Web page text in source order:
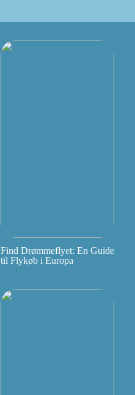
Find Drømmeflyet: En Guide
til Flykøb i Europa